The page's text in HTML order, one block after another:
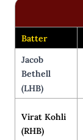
Batter
Jacob
Bethell
(LHB)
Virat Kohli
(RHB)